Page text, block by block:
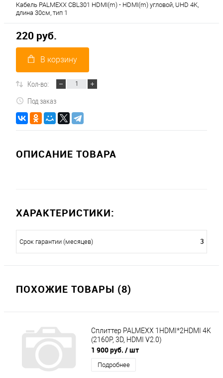
Кабель PALMEXX CBL301 HDMI(m) - HDMI(m) угловой, UHD 4K,
длина 30см, тип 1
220 руб.
В корзину
Кол-во:
Под заказ
ОПИСАНИЕ ТОВАРА
ХАРАКТЕРИСТИКИ:
Срок гарантии (месяцев) 3
ПОХОЖИЕ ТОВАРЫ (8)
Сплиттер PALMEXX 1HDMI*2HDMI 4K
(2160P, 3D, HDMI V2.0)
1 900 руб. / шт
Подробнее